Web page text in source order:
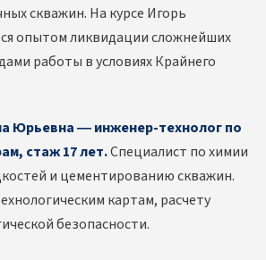
скважин. На курсе Игорь
опытом ликвидации сложнейших
работы в условиях Крайнего
Юрьевна — инженер-технолог по
стаж 17 лет.Специалист по химии
и цементированию скважин.
картам, расчету
безопасности.